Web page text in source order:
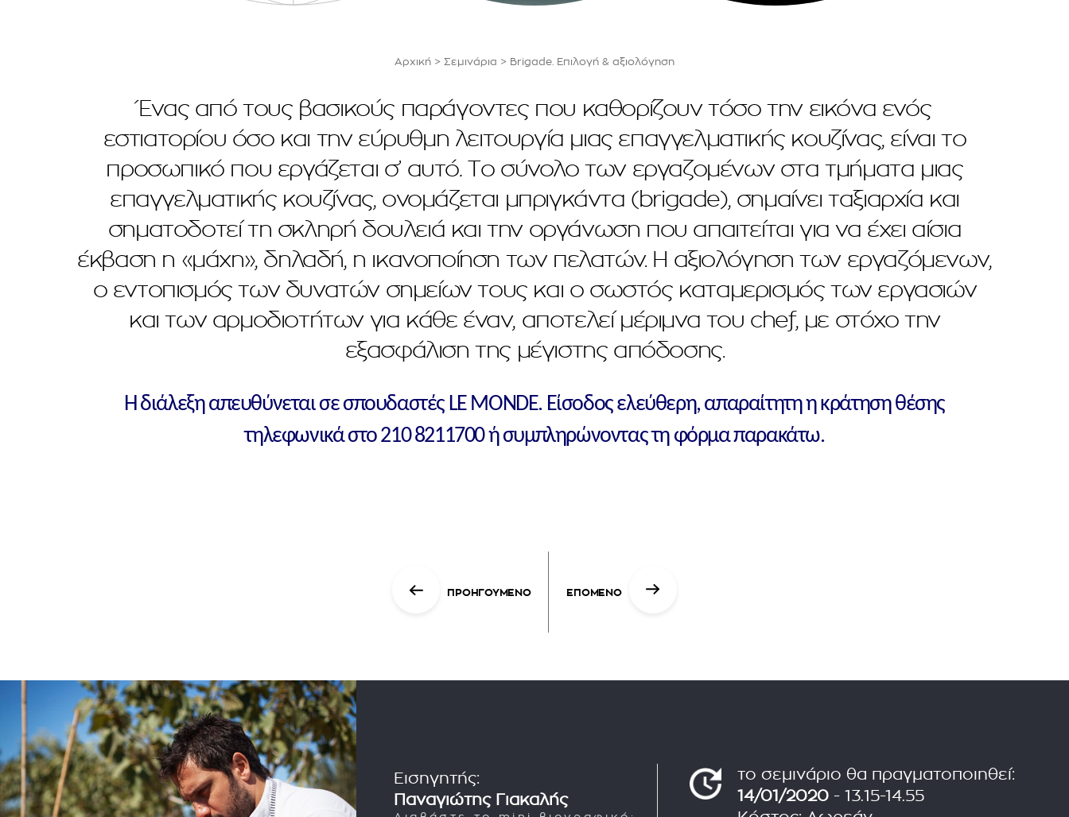
Αρχική > Σεμινάρια > Brigade. Επιλογή & αξιολόγηση
Ένας από τους βασικούς παράγοντες που καθορίζουν τόσο την εικόνα ενός
εστιατορίου όσο και την εύρυθμη λειτουργία μιας επαγγελματικής κουζίνας, είναι το
προσωπικό που εργάζεται σ’ αυτό.
Το σύνολο των εργαζομένων στα τμήματα μιας
επαγγελματικής κουζίνας, ονομάζεται μπριγκάντα (brigade), σημαίνει ταξιαρχία και
σηματοδοτεί τη σκληρή δουλειά και την οργάνωση που απαιτείται για να έχει αίσια
έκβαση η «μάχη», δηλαδή, η ικανοποίηση των πελατών. Η αξιολόγηση των εργαζόμενων,
ο εντοπισμός των δυνατών σημείων τους και ο σωστός καταμερισμός των εργασιών
και των αρμοδιοτήτων για κάθε έναν, αποτελεί μέριμνα του chef, με στόχο την
εξασφάλιση της μέγιστης απόδοσης.
Η διάλεξη απευθύνεται σε σπουδαστές LE MONDE. Eίσοδος ελεύθερη, απαραίτητη η κράτηση θέσης
τηλεφωνικά στο 210 8211700 ή συμπληρώνοντας τη φόρμα παρακάτω.
ΠΡΟΗΓΟΥΜΕΝΟ ΕΠΟΜΕΝΟ
Εισηγητής:
Παναγιώτης Γιακαλής
το σεμινάριο θα πραγματοποιηθεί:
14/01/2020 - 13.15-14.55